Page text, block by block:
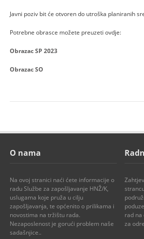
Javni poziv bit će otvoren do utroška planiranih
Potrebne obrasce možete preuzeti ovdje:
Obrazac SP 2023
Obrazac SO
O nama
Na ovoj stranici naći ćete informacije o
radu Službe za zapošljavanje HNŽ/K,
uslugama koje pruža u cilju
zapošljavanja, te općenito o prilikama i
novostima na tržištu rada.
Nezaposlenost je gorući problem naše
sadašnjice..
rad
za